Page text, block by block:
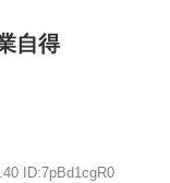
自得
ID:7pBd1cgR0